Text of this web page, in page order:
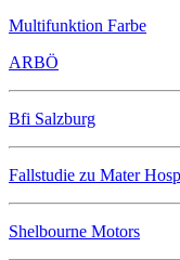
Multifunktion Farbe
ARBÖ
Bfi Salzburg
Fallstudie zu Mater
Shelbourne Motors